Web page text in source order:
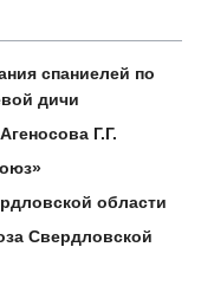
спаниелей по
дичи
Г.Г.
области
Свердловской